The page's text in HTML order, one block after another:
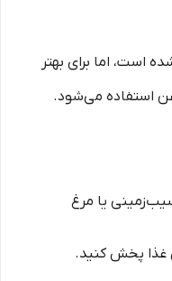
است، اما برای بهتر
استفاده می‌شود.
یا مرغ
غذا پخش کنید.